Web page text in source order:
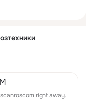
right away.
запасных